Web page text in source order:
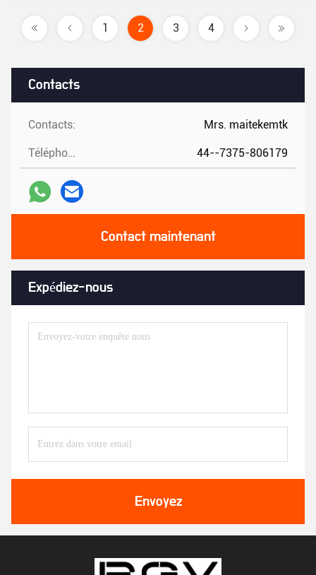
Contacts
Contacts: Mrs. maitekemtk
Téléphone: 44--7375-806179
Contact maintenant
Expédiez-nous
Envoyez
1 2 3 4